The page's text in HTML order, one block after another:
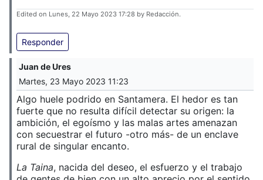
Edited on Lunes, 22 Mayo 2023 17:28 by Redacción.
Responder
Juan de Ures
Martes, 23 Mayo 2023 11:23
Algo huele podrido en Santamera. El hedor es tan
fuerte que no resulta difícil detectar su origen: la
ambición, el egoísmo y las malas artes amenazan
con secuestrar el futuro -otro más- de un enclave
rural de singular encanto.
La Taina, nacida del deseo, el esfuerzo y el trabajo